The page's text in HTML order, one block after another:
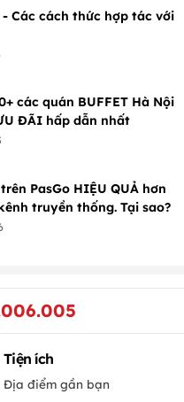
- Các cách thức hợp tác với
các quán BUFFET Hà Nội
ĐÃI hấp dẫn nhất
PasGo HIỆU QUẢ hơn
truyền thống. Tại sao?
Tiện ích
Địa điểm gần bạn